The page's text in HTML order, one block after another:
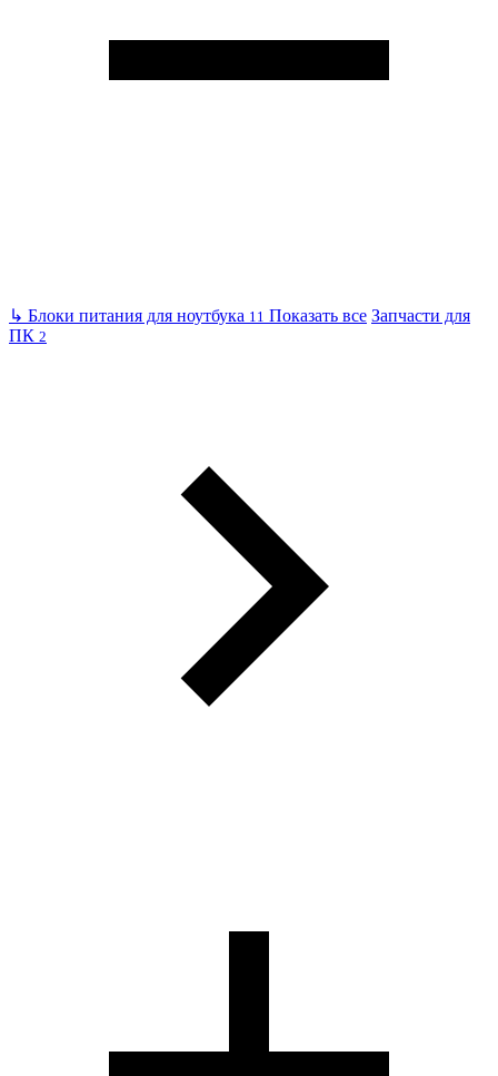
↳ Блоки питания для ноутбука 11 Показать все Запчасти для
ПК 2